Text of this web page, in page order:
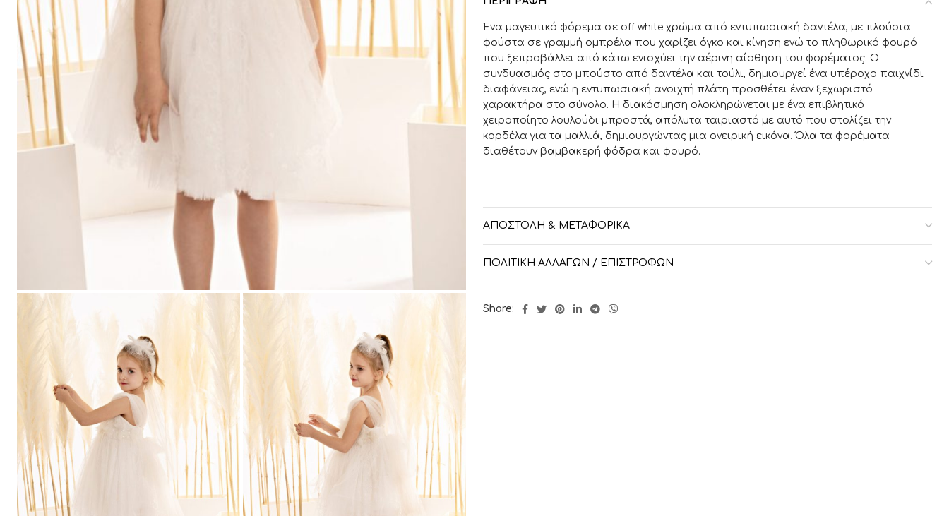
Ένα μαγευτικό φόρεμα σε off white χρώμα από εντυπωσιακή δαντέλα, με πλούσια
φούστα σε γραμμή ομπρέλα που χαρίζει όγκο και κίνηση ενώ το πληθωρικό φουρό
που ξεπροβάλλει από κάτω ενισχύει την αέρινη αίσθηση του φορέματος. Ο
συνδυασμός στο μπούστο από δαντέλα και τούλι, δημιουργεί ένα υπέροχο παιχνίδι
διαφάνειας, ενώ η εντυπωσιακή ανοιχτή πλάτη προσθέτει έναν ξεχωριστό
χαρακτήρα στο σύνολο. Η διακόσμηση ολοκληρώνεται με ένα επιβλητικό
χειροποίητο λουλούδι μπροστά, απόλυτα ταιριαστό με αυτό που στολίζει την
κορδέλα για τα μαλλιά, δημιουργώντας μια ονειρική εικόνα. Όλα τα φορέματα
διαθέτουν βαμβακερή φόδρα και φουρό.
ΑΠΟΣΤΟΛΉ & ΜΕΤΑΦΟΡΙΚΆ
ΠΟΛΙΤΙΚΉ ΑΛΛΑΓΏΝ / ΕΠΙΣΤΡΟΦΏΝ
Share: